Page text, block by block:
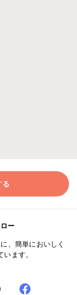
る
ー
、簡単においしく
ます。